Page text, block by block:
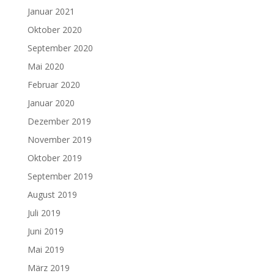
Januar 2021
Oktober 2020
September 2020
Mai 2020
Februar 2020
Januar 2020
Dezember 2019
November 2019
Oktober 2019
September 2019
August 2019
Juli 2019
Juni 2019
Mai 2019
März 2019